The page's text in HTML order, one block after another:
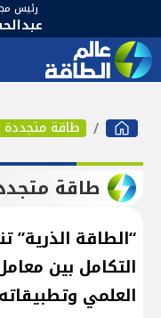
رئيس
طاقة متجددة
طاقة
“الطاقة
التكامل بين
العلمي وتطبيقاته